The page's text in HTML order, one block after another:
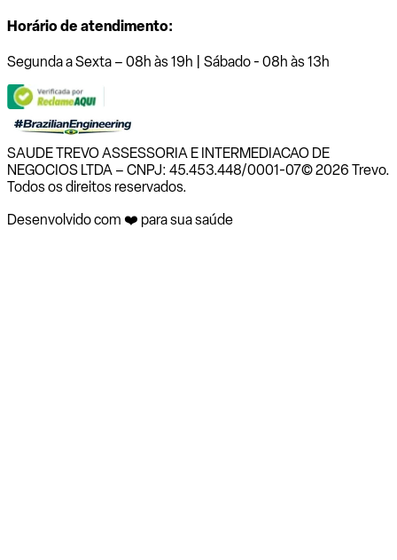
Horário de atendimento:
Segunda a Sexta – 08h às 19h | Sábado - 08h às 13h
SAUDE TREVO ASSESSORIA E INTERMEDIACAO DE
NEGOCIOS LTDA – CNPJ: 45.453.448/0001-07© 2026 Trevo.
Todos os direitos reservados.
Desenvolvido com ❤️ para sua saúde